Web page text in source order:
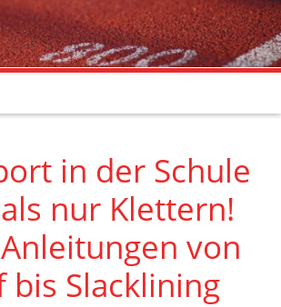
in der Schule
nur Klettern!
von
bis Slacklining